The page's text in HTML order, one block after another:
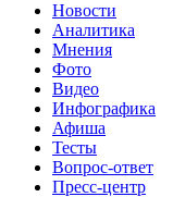
Новости
Аналитика
Мнения
Фото
Видео
Инфографика
Афиша
Тесты
Вопрос-ответ
Пресс-центр